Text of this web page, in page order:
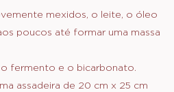
mexidos, o leite, o óleo
poucos até formar uma massa
fermento e o bicarbonato.
assadeira de 20 cm x 25 cm